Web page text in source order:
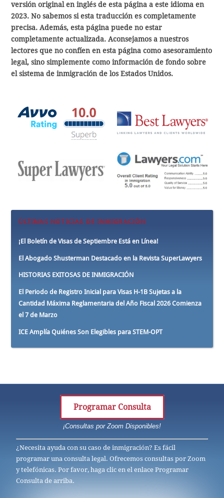
versión original en inglés de esta página a este idioma en
2023. No sabemos si esta traducción es completamente
precisa. Además, esta página puede no estar
completamente actualizada. Aconsejamos a nuestros
lectores que no confíen en esta página como asesoramiento
legal, sino simplemente como información de fondo sobre
el sistema de inmigración de los Estados Unidos.
ÚLTIMAS NOTICIAS DE INMIGRACIÓN
¡El Boletín de Visas de Septiembre Está en Línea!
El Abogado Shusterman Destacado en la Revista SuperLawyers
HISTORIAS EXITOSAS DE INMIGRACIÓN
El Periodo de Registro Inicial para Visas H-1B Sujetas a la
Cantidad Máxima Reglamentaria del Año Fiscal 2026 Comienza
el 7 de Marzo
ICE Amplía Quiénes Son Elegibles para STEM-OPT
Programar Consulta
¡Consultas por Zoom Disponibles!
¿Necesita ayuda con su caso de inmigración? Es fácil
programar una consulta legal. Ofrecemos consultas por Zoom
y telefónicas. Por favor, haga clic en el enlace Programar
Consulta de arriba.